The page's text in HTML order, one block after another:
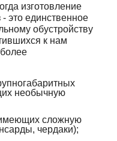
изготовление
это единственное
обустройству
к нам
необычную
сложную
чердаки);